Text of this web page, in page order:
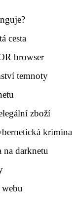
cesta
browser
temnoty
zboží
na darknetu